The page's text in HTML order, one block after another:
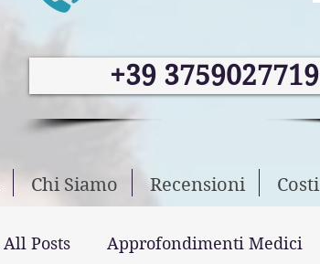
+39 3759027719
Chi Siamo Recensioni Costi
All Posts Approfondimenti Medici